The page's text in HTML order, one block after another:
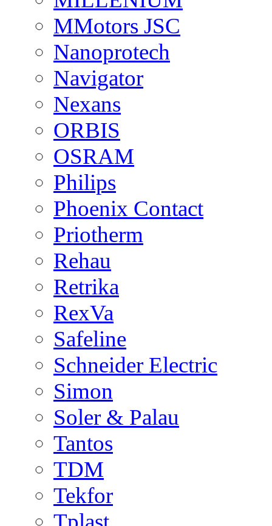
MMotors JSC
Nanoprotech
Navigator
Nexans
ORBIS
OSRAM
Philips
Phoenix Contact
Priotherm
Rehau
Retrika
RexVa
Safeline
Schneider Electric
Simon
Soler & Palau
Tantos
TDM
Tekfor